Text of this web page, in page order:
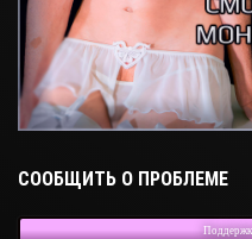
СООБЩИТЬ О ПРОБЛЕМЕ